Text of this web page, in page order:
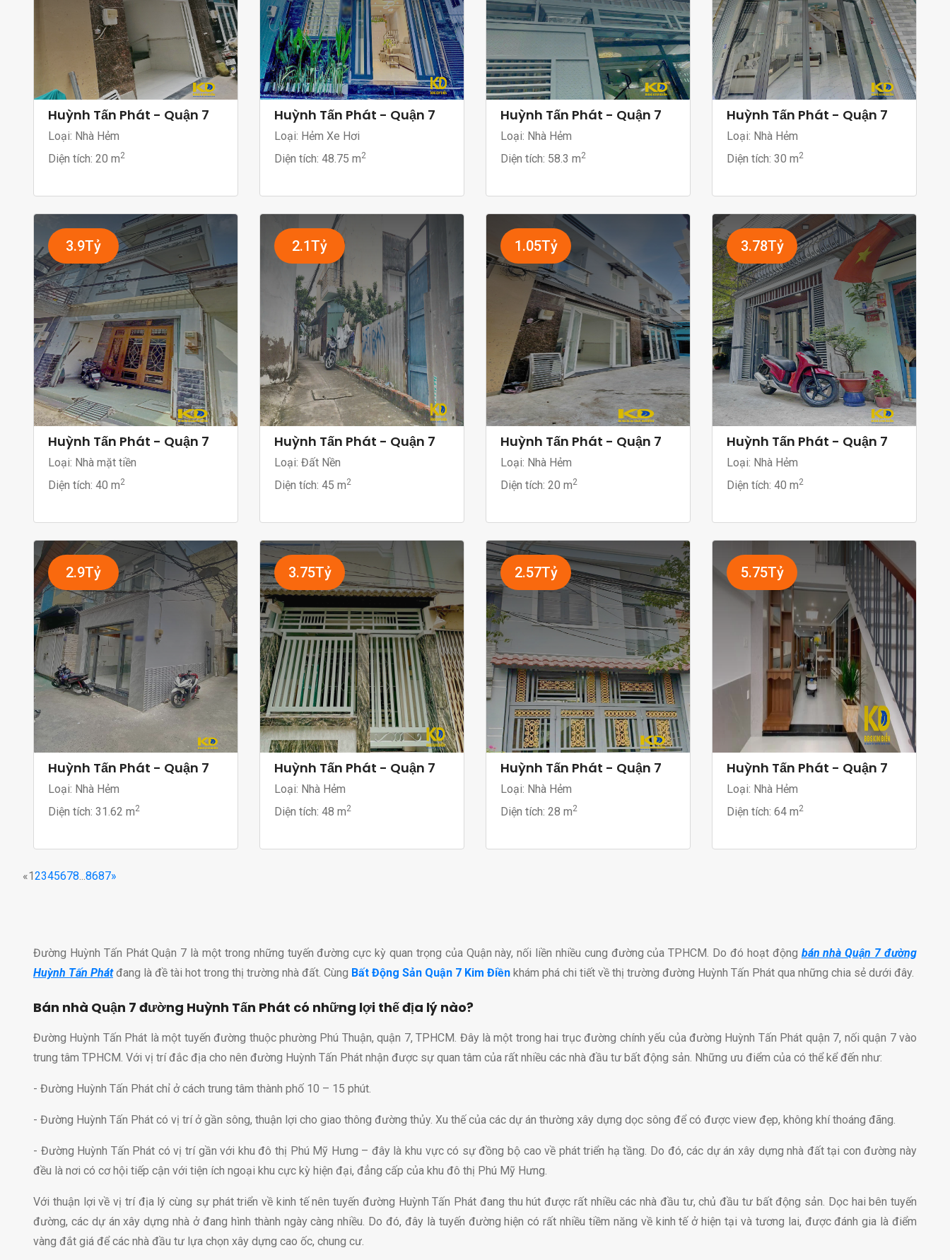
Huỳnh Tấn Phát - Quận 7
Loại: Nhà Hẻm
Diện tích: 20 m2
Huỳnh Tấn Phát - Quận 7
Loại: Hẻm Xe Hơi
Diện tích: 48.75 m2
Huỳnh Tấn Phát - Quận 7
Loại: Nhà Hẻm
Diện tích: 58.3 m2
Huỳnh Tấn Phát - Quận 7
Loại: Nhà Hẻm
Diện tích: 30 m2
3.9Tỷ
Huỳnh Tấn Phát - Quận 7
Loại: Nhà mặt tiền
Diện tích: 40 m2
2.1Tỷ
Huỳnh Tấn Phát - Quận 7
Loại: Đất Nền
Diện tích: 45 m2
1.05Tỷ
Huỳnh Tấn Phát - Quận 7
Loại: Nhà Hẻm
Diện tích: 20 m2
3.78Tỷ
Huỳnh Tấn Phát - Quận 7
Loại: Nhà Hẻm
Diện tích: 40 m2
2.9Tỷ
Huỳnh Tấn Phát - Quận 7
Loại: Nhà Hẻm
Diện tích: 31.62 m2
3.75Tỷ
Huỳnh Tấn Phát - Quận 7
Loại: Nhà Hẻm
Diện tích: 48 m2
2.57Tỷ
Huỳnh Tấn Phát - Quận 7
Loại: Nhà Hẻm
Diện tích: 28 m2
5.75Tỷ
Huỳnh Tấn Phát - Quận 7
Loại: Nhà Hẻm
Diện tích: 64 m2
«12345678 8687»
Đường Huỳnh Tấn Phát Quận 7 là một trong những tuyến đường cực kỳ quan trọng của Quận này, nối liền nhiều cung đường của TPHCM. Do đó hoạt động bán nhà Quận 7 đường
Huỳnh Tấn Phátđang là đề tài hot trong thị trường nhà đất. Cùng Bất Động Sản Quận 7 Kim Điền khám phá chi tiết về thị trường đường Huỳnh Tấn Phát qua những chia sẻ dưới đây.
Bán nhà Quận 7 đường Huỳnh Tấn Phát có những lợi thế địa lý nào?
Đường Huỳnh Tấn Phát là một tuyến đường thuộc phường Phú Thuận, quận 7, TPHCM. Đây là một trong hai trục đường chính yếu của đường Huỳnh Tấn Phát quận 7, nối quận 7 vào
trung tâm TPHCM. Với vị trí đắc địa cho nên đường Huỳnh Tấn Phát nhận được sự quan tâm của rất nhiều các nhà đầu tư bất động sản. Những ưu điểm của có thể kể đến như:
- Đường Huỳnh Tấn Phát chỉ ở cách trung tâm thành phố 10 – 15 phút.
- Đường Huỳnh Tấn Phát có vị trí ở gần sông, thuận lợi cho giao thông đường thủy. Xu thế của các dự án thường xây dựng dọc sông để có được view đẹp, không khí thoáng đãng.
- Đường Huỳnh Tấn Phát có vị trí gần với khu đô thị Phú Mỹ Hưng – đây là khu vực có sự đồng bộ cao về phát triển hạ tầng. Do đó, các dự án xây dựng nhà đất tại con đường này
đều là nơi có cơ hội tiếp cận với tiện ích ngoại khu cực kỳ hiện đại, đẳng cấp của khu đô thị Phú Mỹ Hưng.
Với thuận lợi về vị trí địa lý cùng sự phát triển về kinh tế nên tuyến đường Huỳnh Tấn Phát đang thu hút được rất nhiều các nhà đầu tư, chủ đầu tư bất động sản. Dọc hai bên tuyến
đường, các dự án xây dựng nhà ở đang hình thành ngày càng nhiều. Do đó, đây là tuyến đường hiện có rất nhiều tiềm năng về kinh tế ở hiện tại và tương lai, được đánh gia là điểm
vàng đắt giá để các nhà đầu tư lựa chọn xây dựng cao ốc, chung cư.